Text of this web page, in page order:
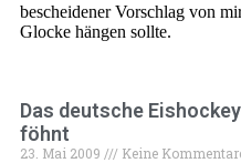
bescheidener Vorschlag von
Glocke hängen sollte.
Das deutsche
föhnt
23. Mai 2009 Keine